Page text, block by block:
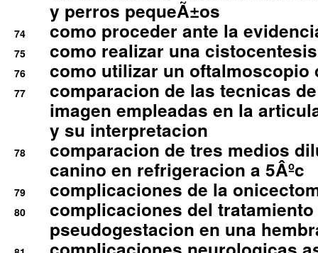
y perros pequeÃ±os
74 como proceder ante la
75 como realizar una
76 como utilizar un oftalmoscopio
77
comparacion de las tecnicas
imagen empleadas en la
y su interpretacion
78
comparacion de tres medios
canino en refrigeracion a 5Âºc
79 complicaciones de la
80
complicaciones del
pseudogestacion en una